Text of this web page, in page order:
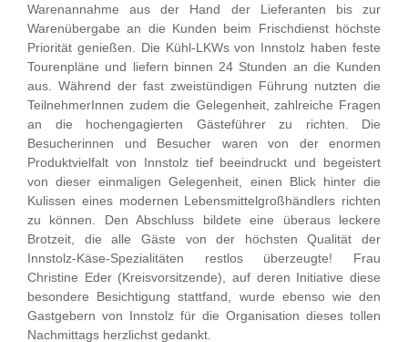
Warenannahme aus der Hand der Lieferanten bis zur
Warenübergabe an die Kunden beim Frischdienst höchste
Priorität genießen. Die Kühl-LKWs von Innstolz haben feste
Tourenpläne und liefern binnen 24 Stunden an die Kunden
aus. Während der fast zweistündigen Führung nutzten die
TeilnehmerInnen zudem die Gelegenheit, zahlreiche Fragen
an die hochengagierten Gästeführer zu richten. Die
Besucherinnen und Besucher waren von der enormen
Produktvielfalt von Innstolz tief beeindruckt und begeistert
von dieser einmaligen Gelegenheit, einen Blick hinter die
Kulissen eines modernen Lebensmittelgroßhändlers richten
zu können. Den Abschluss bildete eine überaus leckere
Brotzeit, die alle Gäste von der höchsten Qualität der
Innstolz-Käse-Spezialitäten restlos überzeugte! Frau
Christine Eder (Kreisvorsitzende), auf deren Initiative diese
besondere Besichtigung stattfand, wurde ebenso wie den
Gastgebern von Innstolz für die Organisation dieses tollen
Nachmittags herzlichst gedankt.